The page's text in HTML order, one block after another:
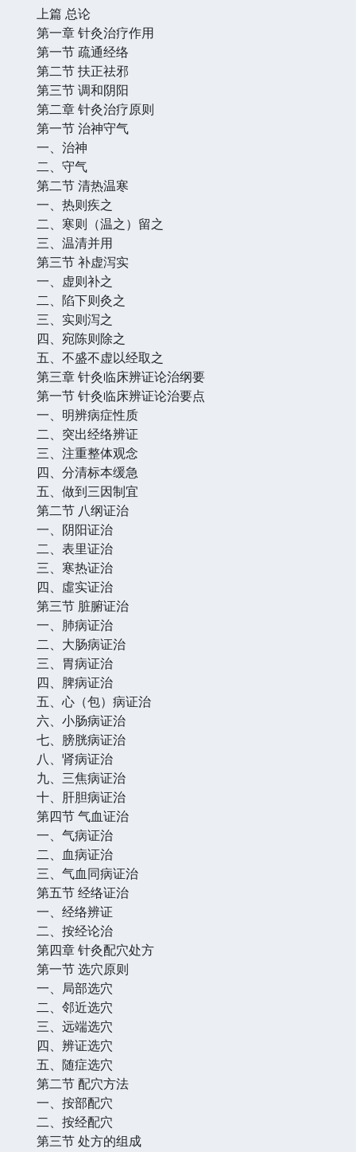
上篇 总论
第一章 针灸治疗作用
第一节 疏通经络
第二节 扶正祛邪
第三节 调和阴阳
第二章 针灸治疗原则
第一节 治神守气
一、治神
二、守气
第二节 清热温寒
一、热则疾之
二、寒则（温之）留之
三、温清并用
第三节 补虚泻实
一、虚则补之
二、陷下则灸之
三、实则泻之
四、宛陈则除之
五、不盛不虚以经取之
第三章 针灸临床辨证论治纲要
第一节 针灸临床辨证论治要点
一、明辨病症性质
二、突出经络辨证
三、注重整体观念
四、分清标本缓急
五、做到三因制宜
第二节 八纲证治
一、阴阳证治
二、表里证治
三、寒热证治
四、虛实证治
第三节 脏腑证治
一、肺病证治
二、大肠病证治
三、胃病证治
四、脾病证治
五、心（包）病证治
六、小肠病证治
七、膀胱病证治
八、肾病证治
九、三焦病证治
十、肝胆病证治
第四节 气血证治
一、气病证治
二、血病证治
三、气血同病证治
第五节 经络证治
一、经络辨证
二、按经论治
第四章 针灸配穴处方
第一节 选穴原则
一、局部选穴
二、邻近选穴
三、远端选穴
四、辨证选穴
五、随症选穴
第二节 配穴方法
一、按部配穴
二、按经配穴
第三节 处方的组成